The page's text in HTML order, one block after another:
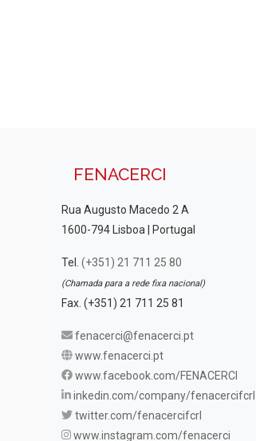
FENACERCI
Rua Augusto Macedo 2 A
1600-794 Lisboa | Portugal
Tel. (+351) 21 711 25 80
(Chamada para a rede fixa nacional)
Fax. (+351) 21 711 25 81
fenacerci@fenacerci.pt
www.fenacerci.pt
www.facebook.com/FENACERCI
inkedin.com/company/fenacercifcrl
twitter.com/fenacercifcrl
www.instagram.com/fenacerci